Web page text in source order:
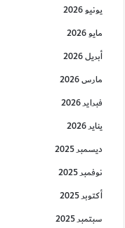
يونيو 2026
مايو 2026
أبريل 2026
مارس 2026
فبراير 2026
يناير 2026
ديسمبر 2025
نوفمبر 2025
أكتوبر 2025
سبتمبر 2025